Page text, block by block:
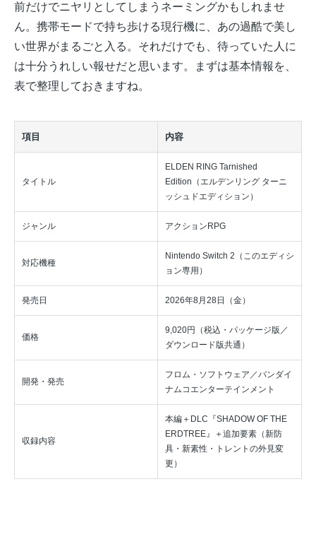
前だけでニヤリとしてしまうネーミングかもしれませ
ん。携帯モードで持ち歩ける現行機に、あの過酷で美し
い世界がまるごと入る。それだけでも、待っていた人に
は十分うれしい報せだと思います。まずは基本情報を、
表で整理しておきますね。
項目 内容
タイトル
ELDEN RING Tarnished
Edition（エルデンリング ターニ
ッシュドエディション）
ジャンル アクションRPG
対応機種
Nintendo Switch 2（このエディシ
ョン専用）
発売日 2026年8月28日（金）
価格
9,020円（税込・パッケージ版／
ダウンロード版共通）
開発・発売
フロム・ソフトウェア／バンダイ
ナムコエンターテインメント
収録内容
本編＋DLC『SHADOW OF THE
ERDTREE』＋追加要素（新防
具・新素性・トレントの外見変
更）